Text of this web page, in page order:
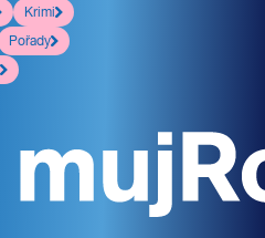
Krimi
Pořady